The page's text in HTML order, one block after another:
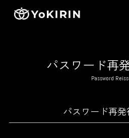
パスワード再
Password
パスワード再発